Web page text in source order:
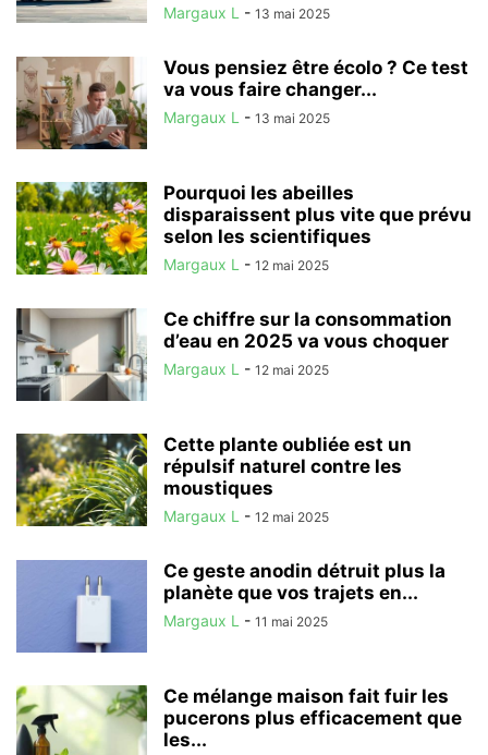
Margaux L - 13 mai 2025
Vous pensiez être écolo ? Ce test
va vous faire changer...
Margaux L - 13 mai 2025
Pourquoi les abeilles
disparaissent plus vite que prévu
selon les scientifiques
Margaux L - 12 mai 2025
Ce chiffre sur la consommation
d’eau en 2025 va vous choquer
Margaux L - 12 mai 2025
Cette plante oubliée est un
répulsif naturel contre les
moustiques
Margaux L - 12 mai 2025
Ce geste anodin détruit plus la
planète que vos trajets en...
Margaux L - 11 mai 2025
Ce mélange maison fait fuir les
pucerons plus efficacement que
les...